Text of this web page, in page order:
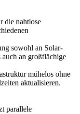
die nahtlose
sowohl an Solar-
auch an großflächige
mühelos ohne
aktualisieren.
parallele